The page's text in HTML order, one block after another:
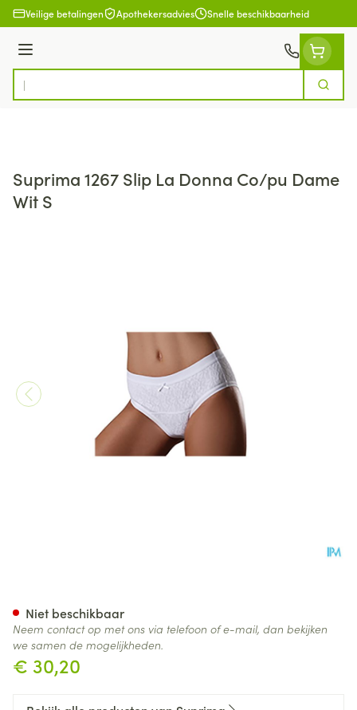
Ga naar de inhoud
Veilige betalingen Apothekersadvies Snelle beschikbaarheid
Menu
Product, merk, categorie...
Zoek
Suprima 1267 Slip La Donna Co/pu Dame
Wit S
€ 30,20
Niet beschikbaar
Neem contact op met ons via telefoon of e-mail, dan bekijken
we samen de mogelijkheden.